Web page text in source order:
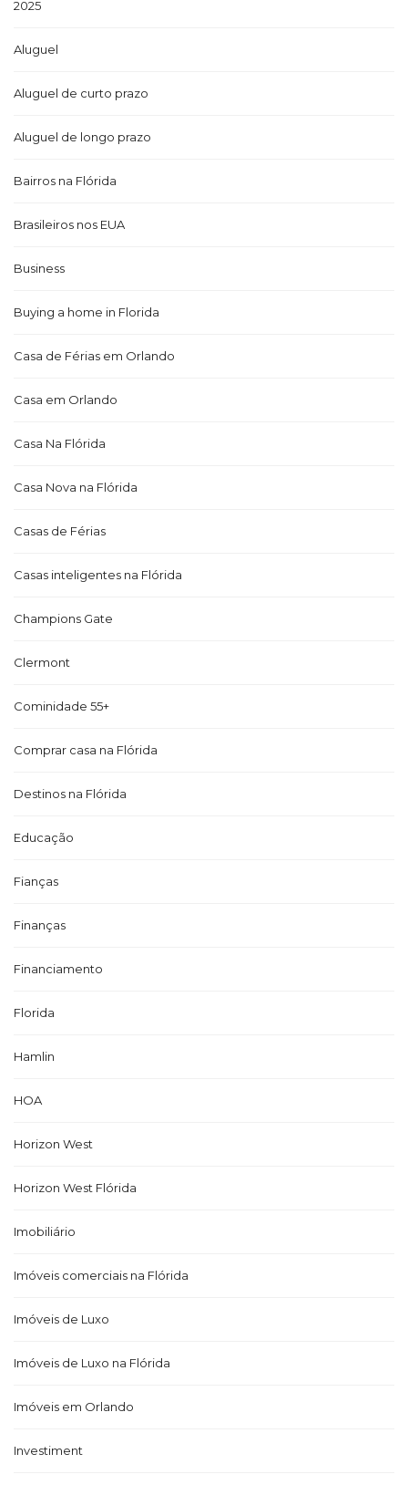
2025
Aluguel
Aluguel de curto prazo
Aluguel de longo prazo
Bairros na Flórida
Brasileiros nos EUA
Business
Buying a home in Florida
Casa de Férias em Orlando
Casa em Orlando
Casa Na Flórida
Casa Nova na Flórida
Casas de Férias
Casas inteligentes na Flórida
Champions Gate
Clermont
Cominidade 55+
Comprar casa na Flórida
Destinos na Flórida
Educação
Fianças
Finanças
Financiamento
Florida
Hamlin
HOA
Horizon West
Horizon West Flórida
Imobiliário
Imóveis comerciais na Flórida
Imóveis de Luxo
Imóveis de Luxo na Flórida
Imóveis em Orlando
Investiment